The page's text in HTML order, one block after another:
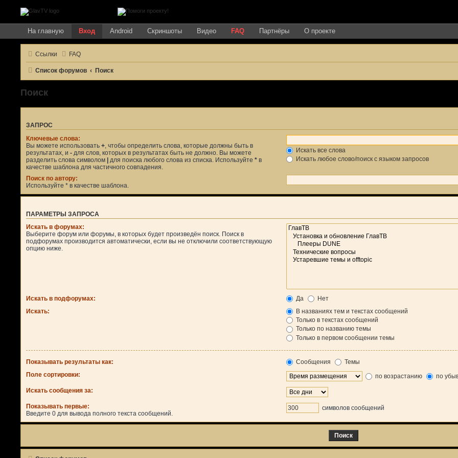
На главную Вход Android Скриншоты Видео FAQ Партнёры О проекте
Ссылки FAQ
Список форумов Поиск
Поиск
ЗАПРОС
Ключевые слова:
Вы можете использовать + , чтобы определить слова, которые должны быть в
результатах, и - для слов, которых в результатах быть не должно. Вы можете
разделить слова символом | для поиска любого слова из списка. Используйте * в
качестве шаблона для частичного совпадения.
Искать все слова
Искать любое слово/поиск с языком запросов
Поиск по автору:
Используйте * в качестве шаблона.
ПАРАМЕТРЫ ЗАПРОСА
Искать в форумах:
Выберите форум или форумы, в которых будет произведён поиск. Поиск в
подфорумах производится автоматически, если вы не отключили соответствующую
опцию ниже.
Искать в подфорумах: Да
Нет
Искать:
В названиях тем и текстах сообщений
Только в текстах сообщений
Только по названию темы
Только в первом сообщении темы
Показывать результаты как: Сообщения
Темы
Поле сортировки:
по возрастанию по
Искать сообщения за:
Показывать первые:
Введите 0 для вывода полного текста сообщений.
символов сообщений